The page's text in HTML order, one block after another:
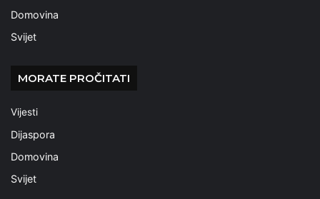
Domovina
Svijet
MORATE PROČITATI
Vijesti
Dijaspora
Domovina
Svijet